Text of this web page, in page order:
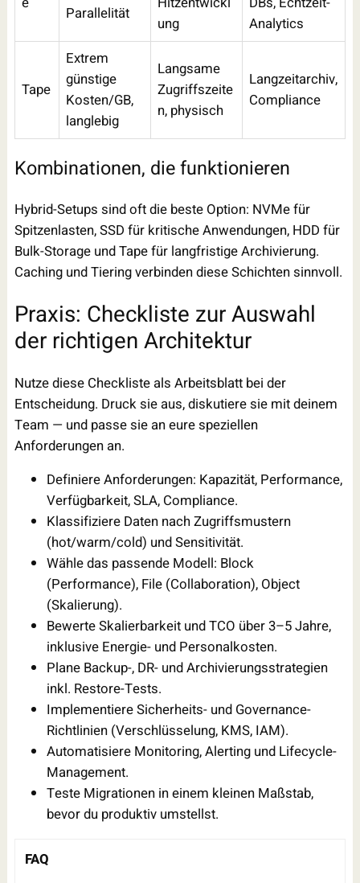
Parallelität
ung
Analytics
Tape
Extrem
günstige
Kosten/GB,
langlebig
Langsame
Zugriffszeite
n, physisch
Langzeitarchiv,
Compliance
Kombinationen, die funktionieren
Hybrid-Setups sind oft die beste Option: NVMe für
Spitzenlasten, SSD für kritische Anwendungen, HDD für
Bulk-Storage und Tape für langfristige Archivierung.
Caching und Tiering verbinden diese Schichten sinnvoll.
Praxis: Checkliste zur Auswahl
der richtigen Architektur
Nutze diese Checkliste als Arbeitsblatt bei der
Entscheidung. Druck sie aus, diskutiere sie mit deinem
Team — und passe sie an eure speziellen
Anforderungen an.
Definiere Anforderungen: Kapazität, Performance,
Verfügbarkeit, SLA, Compliance.
Klassifiziere Daten nach Zugriffsmustern
(hot/warm/cold) und Sensitivität.
Wähle das passende Modell: Block
(Performance), File (Collaboration), Object
(Skalierung).
Bewerte Skalierbarkeit und TCO über 3–5 Jahre,
inklusive Energie- und Personalkosten.
Plane Backup-, DR- und Archivierungsstrategien
inkl. Restore-Tests.
Implementiere Sicherheits- und Governance-
Richtlinien (Verschlüsselung, KMS, IAM).
Automatisiere Monitoring, Alerting und Lifecycle-
Management.
Teste Migrationen in einem kleinen Maßstab,
bevor du produktiv umstellst.
FAQ